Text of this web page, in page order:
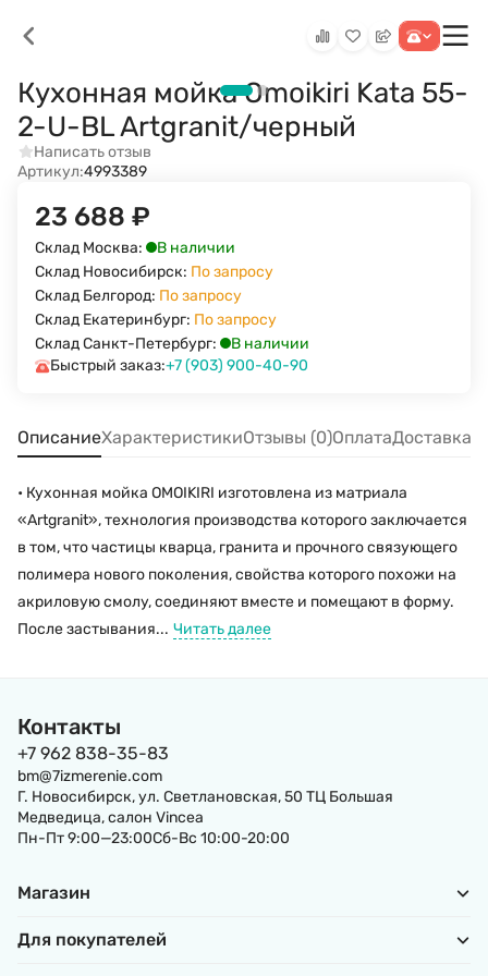
Кухонная мойка Omoikiri Kata 55-
2-U-BL Artgranit/черный
Написать отзыв
Артикул:4993389
23 688 ₽
Склад Москва:
В наличии
Склад Новосибирск: По запросу
Склад Белгород: По запросу
Склад Екатеринбург: По запросу
Склад Санкт-Петербург:
В наличии
Быстрый заказ:+7 (903) 900-40-90
ОписаниеХарактеристикиОтзывы (0)ОплатаДоставка
• Кухонная мойка OMOIKIRI изготовлена из матриала
«Artgranit», технология производства которого заключается
в том, что частицы кварца, гранита и прочного связующего
полимера нового поколения, свойства которого похожи на
акриловую смолу, соединяют вместе и помещают в форму.
После застывания... Читать далее
Контакты
+7 962 838-35-83
bm@7izmerenie.com
Г. Новосибирск, ул. Светлановская, 50 ТЦ Большая
Медведица, салон Vincea
Пн-Пт 9:00—23:00Сб-Вс 10:00-20:00
Магазин
Для покупателей